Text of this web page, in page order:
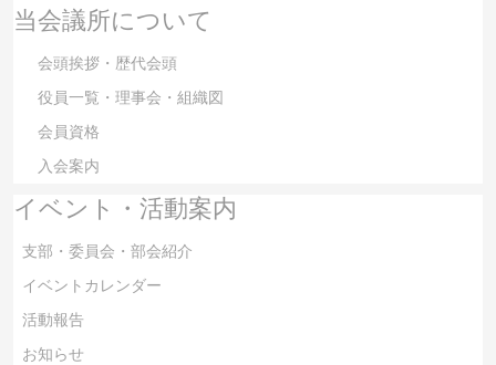
当会議所について
会頭挨拶・歴代会頭
役員一覧・理事会・組織図
会員資格
入会案内
イベント・活動案内
支部・委員会・部会紹介
イベントカレンダー
活動報告
お知らせ